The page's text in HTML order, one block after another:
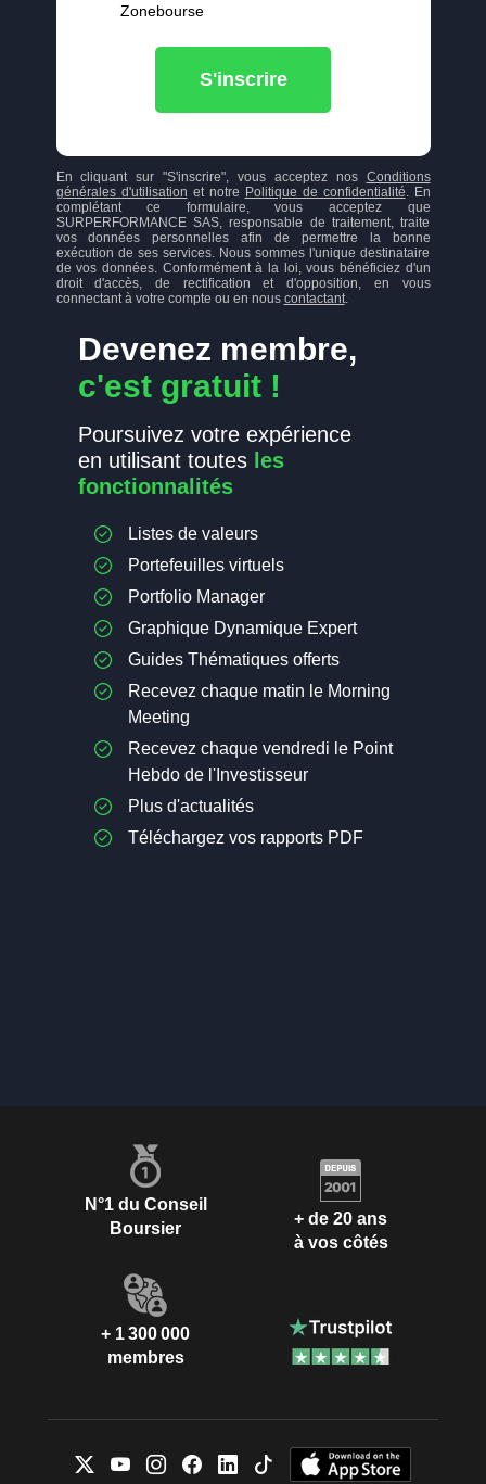
Devenez membre,
c'est gratuit !
Poursuivez votre expérience
en utilisant toutes les
fonctionnalités
Listes de valeurs
Portefeuilles virtuels
Portfolio Manager
Graphique Dynamique Expert
Guides Thématiques offerts
Recevez chaque matin le Morning
Meeting
Recevez chaque vendredi le Point
Hebdo de l'Investisseur
Plus d'actualités
Téléchargez vos rapports PDF
Zonebourse
S'inscrire
En cliquant sur "S'inscrire", vous acceptez nos Conditions
générales d'utilisation et notre Politique de confidentialité. En
complétant ce formulaire, vous acceptez que
SURPERFORMANCE SAS, responsable de traitement, traite
vos données personnelles afin de permettre la bonne
exécution de ses services. Nous sommes l'unique destinataire
de vos données. Conformément à la loi, vous bénéficiez d'un
droit d'accès, de rectification et d'opposition, en vous
connectant à votre compte ou en nous contactant.
N°1 du Conseil
Boursier
+ de 20 ans
à vos côtés
+ 1 300 000
membres